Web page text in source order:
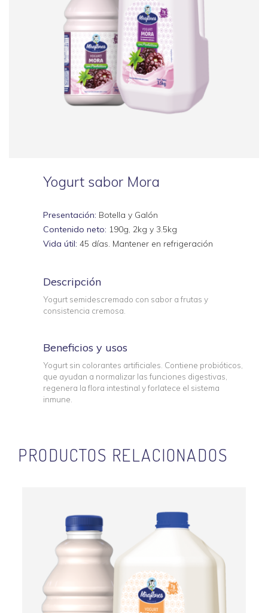
Yogurt sabor Mora
Presentación: Botella y Galón
Contenido neto: 190g, 2kg y 3.5kg
Vida útil: 45 días. Mantener en refrigeración
Descripción
Yogurt semidescremado con sabor a frutas y
consistencia cremosa.
Beneficios y usos
Yogurt sin colorantes artificiales. Contiene probióticos,
que ayudan a normalizar las funciones digestivas,
regenera la flora intestinal y forlatece el sistema
inmune.
PRODUCTOS RELACIONADOS